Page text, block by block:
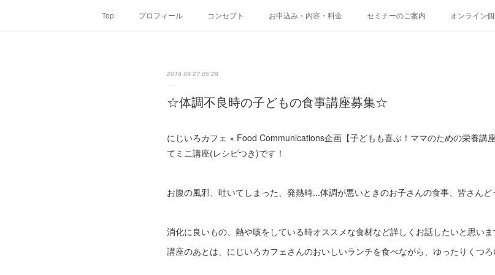
Top プロフィール コンセプト お申込み・内容・料金 セミナーのご案内 オンライン
2018.09.27 05:29
☆体調不良時の子どもの食事講座募集☆
にじいろカフェ × Food Communications企画【子どもも喜ぶ！ママのための栄養講
てミニ講座(レシピつき)です！
お腹の風邪、吐いてしまった、発熱時...体調が悪いときのお子さんの食事、皆さんど
消化に良いもの、熱や咳をしている時オススメな食材など詳しくお話したいと思い
講座のあとは、にじいろカフェさんのおいしいランチを食べながら、ゆったりくつ